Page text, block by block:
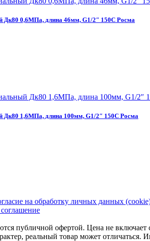
0,6МПа, длина 46мм, G1/2″ 150C Росма
1,6МПа, длина 100мм, G1/2″ 150C Росма
на обработку личных данных
соглашение
публичной офертой. Цена не
реальный товар может